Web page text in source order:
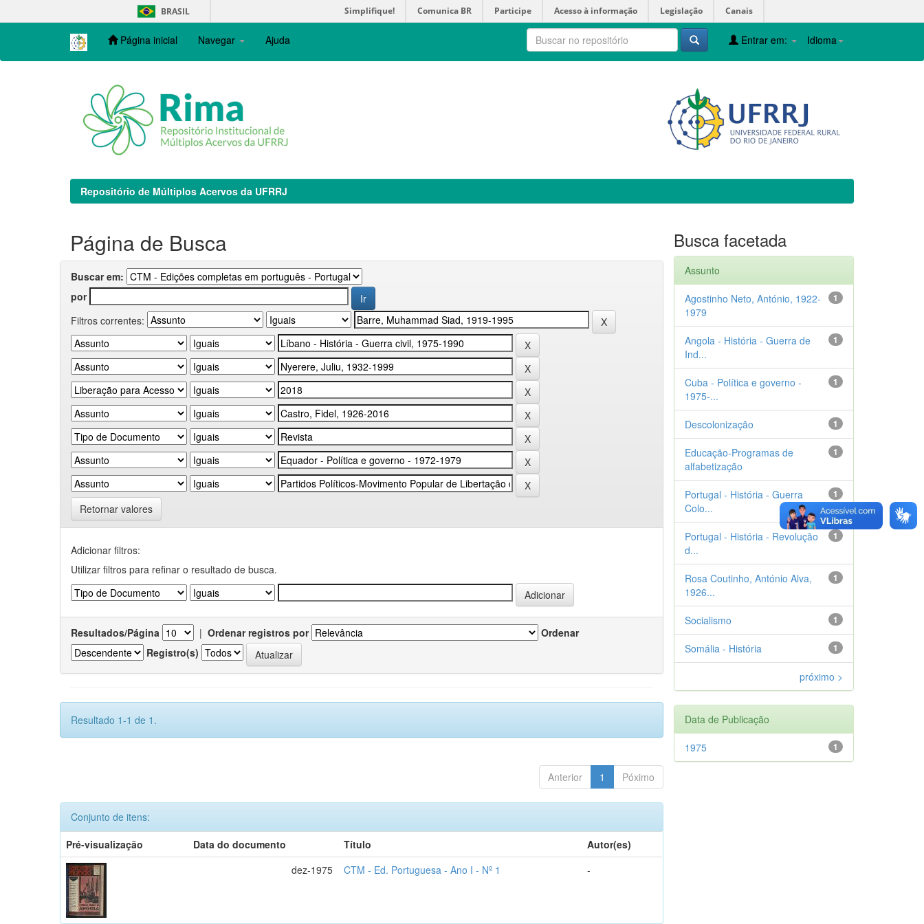
navigation
BRASIL Simplifique! Comunica BR Participe Acesso à informação Legislação Canais
Página inicial Navegar Ajuda Idioma
Entrar em:
Repositório de Múltiplos Acervos da UFRRJ
Página de Busca
Buscar em:
por
Filtros correntes:
Retornar valores
Adicionar filtros:
Utilizar filtros para refinar o resultado de busca.
Resultados/Página | Ordenar registros por
Ordenar
Registro(s)
Resultado 1-1 de 1.
Anterior 1 Póximo
Conjunto de itens:
Pré-visualização
Data do documento Título
Autor(es)
dez-1975
CTM - Ed. Portuguesa - Ano I - Nº 1 -
Busca facetada
Assunto
1
Agostinho Neto, António, 1922-
1979
1
Angola - História - Guerra de
Ind...
1
Cuba - Política e governo -
1975-...
1
Descolonização
1
Educação-Programas de
alfabetização
1
Portugal - História - Guerra
Colo...
1
Portugal - História - Revolução
d...
1
Rosa Coutinho, António Alva,
1926...
1
Socialismo
1
Somália - História
próximo >
Data de Publicação
1
1975